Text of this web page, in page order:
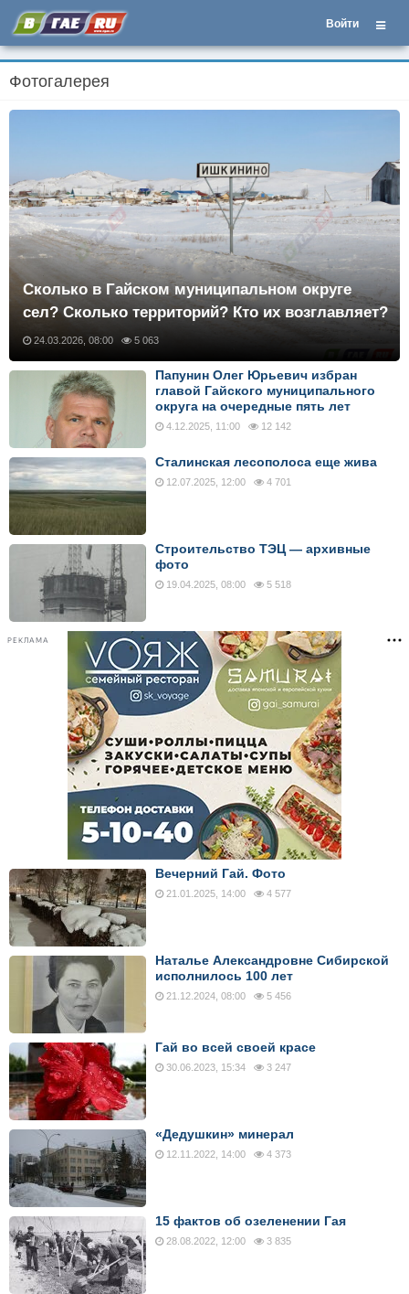
Войти
Фотогалерея
Сколько в Гайском муниципальном округе
сел? Сколько территорий? Кто их возглавляет?
24.03.2026, 08:00 5 063
Папунин Олег Юрьевич избран
главой Гайского муниципального
округа на очередные пять лет
4.12.2025, 11:00 12 142
Сталинская лесополоса еще жива
12.07.2025, 12:00 4 701
Строительство ТЭЦ — архивные
фото
19.04.2025, 08:00 5 518
РЕКЛАМА
Вечерний Гай. Фото
21.01.2025, 14:00 4 577
Наталье Александровне Сибирской
исполнилось 100 лет
21.12.2024, 08:00 5 456
Гай во всей своей красе
30.06.2023, 15:34 3 247
«Дедушкин» минерал
12.11.2022, 14:00 4 373
15 фактов об озеленении Гая
28.08.2022, 12:00 3 835